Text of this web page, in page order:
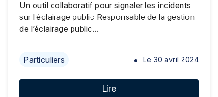
Un outil collaboratif pour signaler les incidents
sur l’éclairage public Responsable de la gestion
de l’éclairage public...
Particuliers Le 30 avril 2024
Lire